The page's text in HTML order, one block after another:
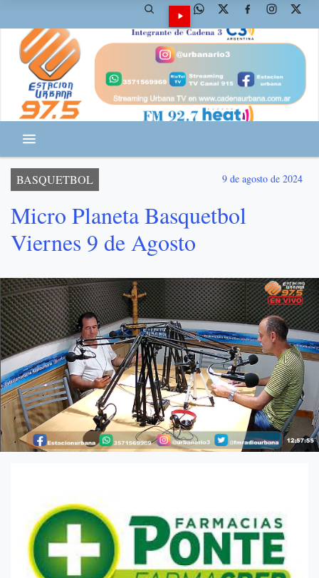
BASQUETBOL 9 de agosto de 2024
Micro Planeta Basquetbol
Viernes 9 de Agosto